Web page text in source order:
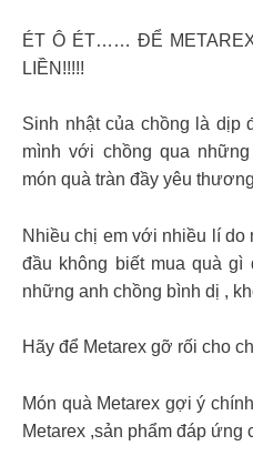
ÉT Ô ÉT…… ĐỂ
LIỀN!!!!!
Sinh nhật của chồng là dịp
mình với chồng qua
món quà tràn đầy yêu
Nhiều chị em với nhiều lí do
đầu không biết mua quà
những anh chồng bình dị ,
Hãy để Metarex gỡ rối cho
Món quà Metarex gợi ý
Metarex ,sản phẩm đáp ứng